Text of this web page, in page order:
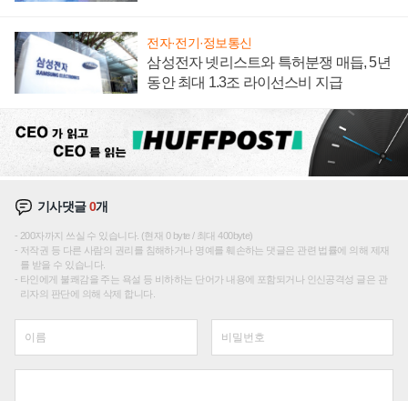
전자·전기·정보통신
삼성전자 넷리스트와 특허분쟁 매듭, 5년
동안 최대 1.3조 라이선스비 지급
기사댓글0개
200자까지 쓰실 수 있습니다. (현재 0 byte / 최대 400byte)
저작권 등 다른 사람의 권리를 침해하거나 명예를 훼손하는 댓글은 관련 법률에 의해 제재
를 받을 수 있습니다.
타인에게 불쾌감을 주는 욕설 등 비하하는 단어가 내용에 포함되거나 인신공격성 글은 관
리자의 판단에 의해 삭제 합니다.